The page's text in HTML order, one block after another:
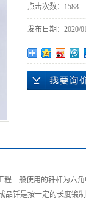
点击次数： 1588
发布日期： 2020/
一般使用的钎杆为六
钎是按一定的长度锻